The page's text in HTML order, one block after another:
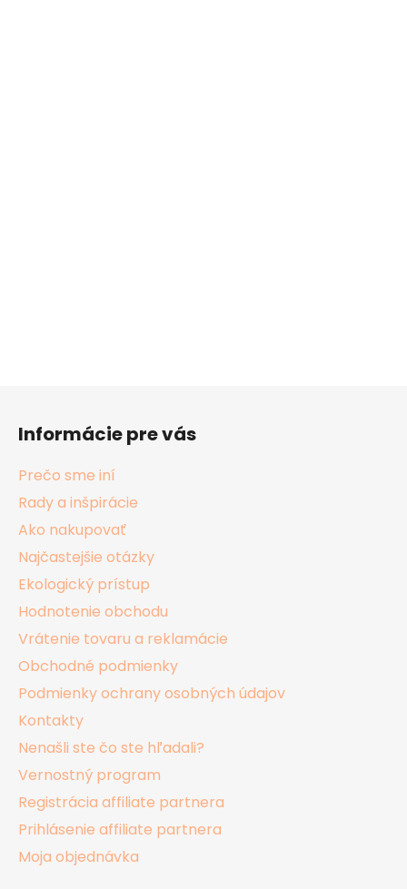
Informácie pre vás
Prečo sme iní
Rady a inšpirácie
Ako nakupovať
Najčastejšie otázky
Ekologický prístup
Hodnotenie obchodu
Vrátenie tovaru a reklamácie
Obchodné podmienky
Podmienky ochrany osobných údajov
Kontakty
Nenašli ste čo ste hľadali?
Vernostný program
Registrácia affiliate partnera
Prihlásenie affiliate partnera
Moja objednávka